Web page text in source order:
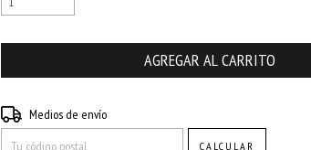
Entregas para el CP:
Medios de envío
CALCULAR